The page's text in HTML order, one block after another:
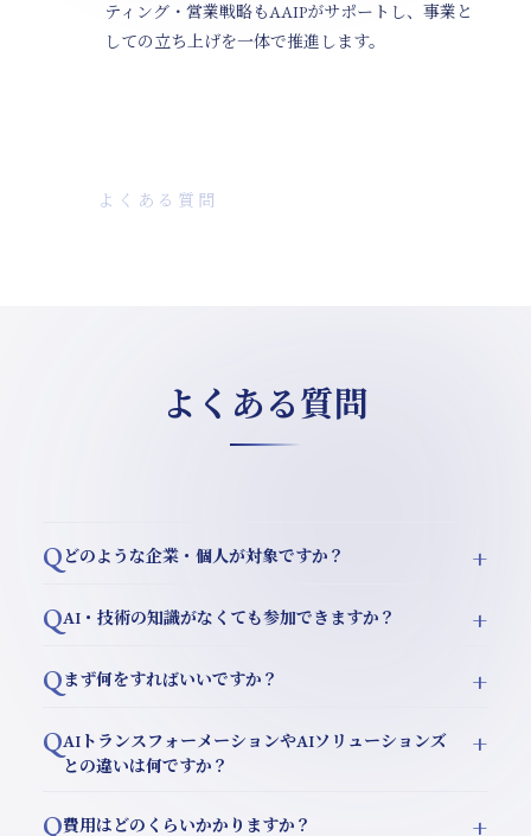
ティング・営業戦略もAAIPがサポートし、事業と
しての立ち上げを一体で推進します。
よくある質問
よくある質問
Q どのような企業・個人が対象ですか？ +
組み合わせて新しいサービスを作りたい」と考えている
企業・個人事業主・スタートアップが対象です。コンサ
方であれば業種は問いません。
QAI・技術の知識がなくても参加できますか？ +
知っていること」と「新しいサービスを作りたいという
意志」だけです。
Qまず何をすればいいですか？ +
専門知識をお持ちか、どんなサービスを実現したいかを
この段階での費用・義務は一切ありません。
QAIトランスフォーメーションやAIソリューションズ
との違いは何ですか？
+
Q費用はどのくらいかかりますか？ +